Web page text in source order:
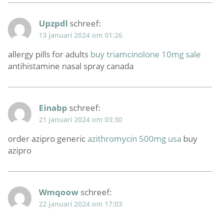
Upzpdl schreef:
13 januari 2024 om 01:26
allergy pills for adults buy triamcinolone 10mg sale
antihistamine nasal spray canada
Einabp schreef:
21 januari 2024 om 03:30
order azipro genericazithromycin 500mg usa buy
azipro
Wmqoow schreef:
22 januari 2024 om 17:03